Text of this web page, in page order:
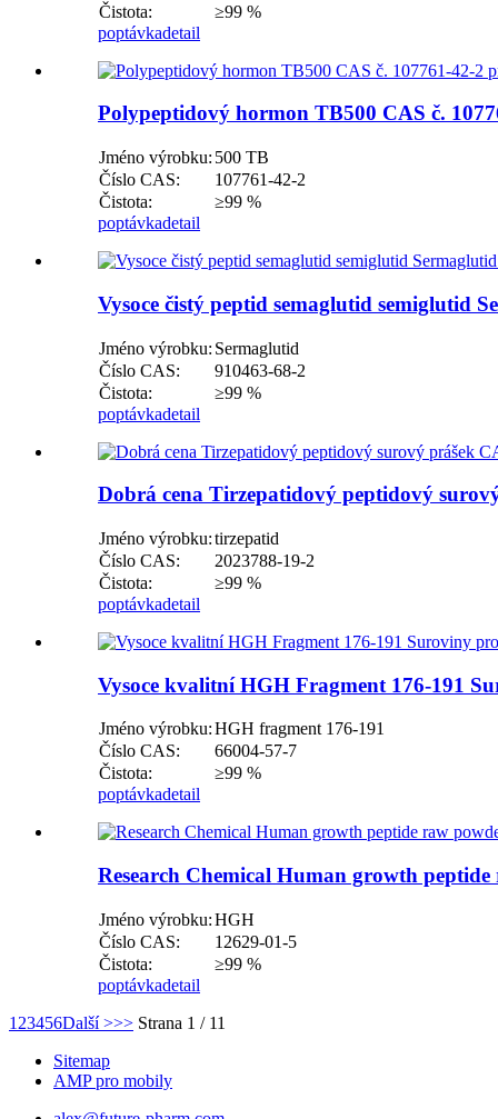
Čistota:
≥99 %
poptávkadetail
Polypeptidový hormon TB500 CAS č.
Jméno výrobku: 500 TB
Číslo CAS:
107761-42-2
Čistota:
≥99 %
poptávkadetail
Vysoce čistý peptid semaglutid semiglutid
Jméno výrobku: Sermaglutid
Číslo CAS:
910463-68-2
Čistota:
≥99 %
poptávkadetail
Dobrá cena Tirzepatidový peptidový
Jméno výrobku:tirzepatid
Číslo CAS:
2023788-19-2
Čistota:
≥99 %
poptávkadetail
Vysoce kvalitní HGH Fragment 176-191
Jméno výrobku:HGH fragment 176-191
Číslo CAS:
66004-57-7
Čistota:
≥99 %
poptávkadetail
Research Chemical Human growth
Jméno výrobku:HGH
Číslo CAS:
12629-01-5
Čistota:
≥99 %
poptávkadetail
1 23456Další >>> Strana 1 / 11
Sitemap
AMP pro mobily